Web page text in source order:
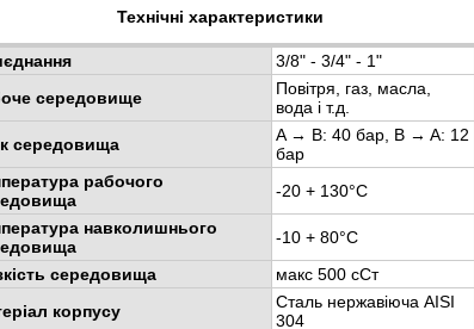
Технічні характеристики
3/8" - 3/4" - 1"
середовище
Повітря, газ, масла,
вода і т.д.
середовища
A → B: 40 бар, B → A: 12
бар
рабочого
-20 + 130°С
навколишнього
-10 + 80°С
середовища
макс 500 сСт
корпусу
Сталь нержавіюча AISI
304